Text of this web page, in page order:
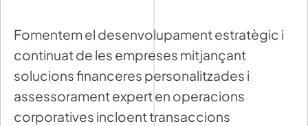
Fomentem el desenvolupament estratègic i
continuat de les empreses mitjançant
solucions financeres personalitzades i
assessorament expert en operacions
corporatives incloent transaccions